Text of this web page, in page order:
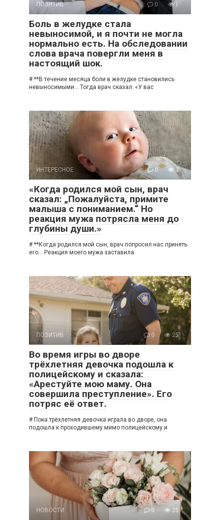
ПОЗИТИВ 0 1
Боль в желудке стала
невыносимой, и я почти не могла
нормально есть. На обследовании
слова врача повергли меня в
настоящий шок.
# **В течение месяца боли в желудке становились
невыносимыми… Тогда врач сказал: «У вас
ИНТЕРЕСНОЕ 0 3
«Когда родился мой сын, врач
сказал: „Пожалуйста, примите
малыша с пониманием.“ Но
реакция мужа потрясла меня до
глубины души.»
# **Когда родился мой сын, врач попросил нас принять
его… Реакция моего мужа заставила
ПОЗИТИВ 0 25
Во время игры во дворе
трёхлетняя девочка подошла к
полицейскому и сказала:
«Арестуйте мою маму. Она
совершила преступление». Его
потряс её ответ.
# Пока трёхлетняя девочка играла во дворе, она
подошла к проходившему мимо полицейскому и
НОВОСТИ 0 25